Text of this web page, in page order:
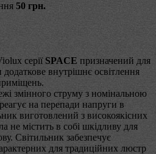
50 грн.
серії SPACE призначений для
внутрішнє освітлення
змінного струму з номінальною
на перепади напруги в
виготовлений з високоякісних
не містить в собі шкідливу для
Світильник забезпечує
для традиційних люстр